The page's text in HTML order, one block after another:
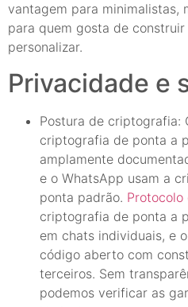
vantagem para minimalistas,
para quem gosta de
personalizar.
Privacidade e
Postura de criptografia:
criptografia de ponta a
amplamente
e o WhatsApp usam a
ponta padrão. Protocolo
criptografia de ponta a
em chats individuais, e
código aberto com
terceiros. Sem
podemos verificar as